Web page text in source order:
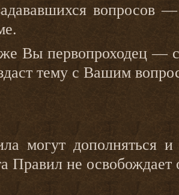
вопросов
Вы первопроходец —
тему с Вашим
могут дополняться
Правил не освобождает